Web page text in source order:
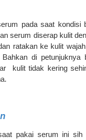
pada saat kondisi
serum diserap kulit
ratakan ke kulit
di petunjuknya
kulit tidak kering
pakai serum ini sih